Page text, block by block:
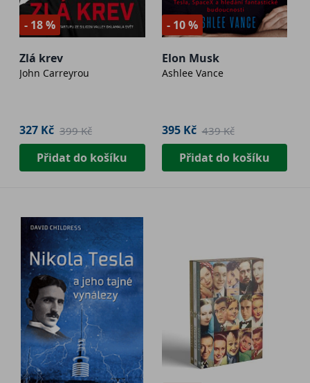
- 18 %
Zlá krev
John Carreyrou
327 Kč 399 Kč
Přidat do košíku
- 10 %
Elon Musk
Ashlee Vance
395 Kč 439 Kč
Přidat do košíku